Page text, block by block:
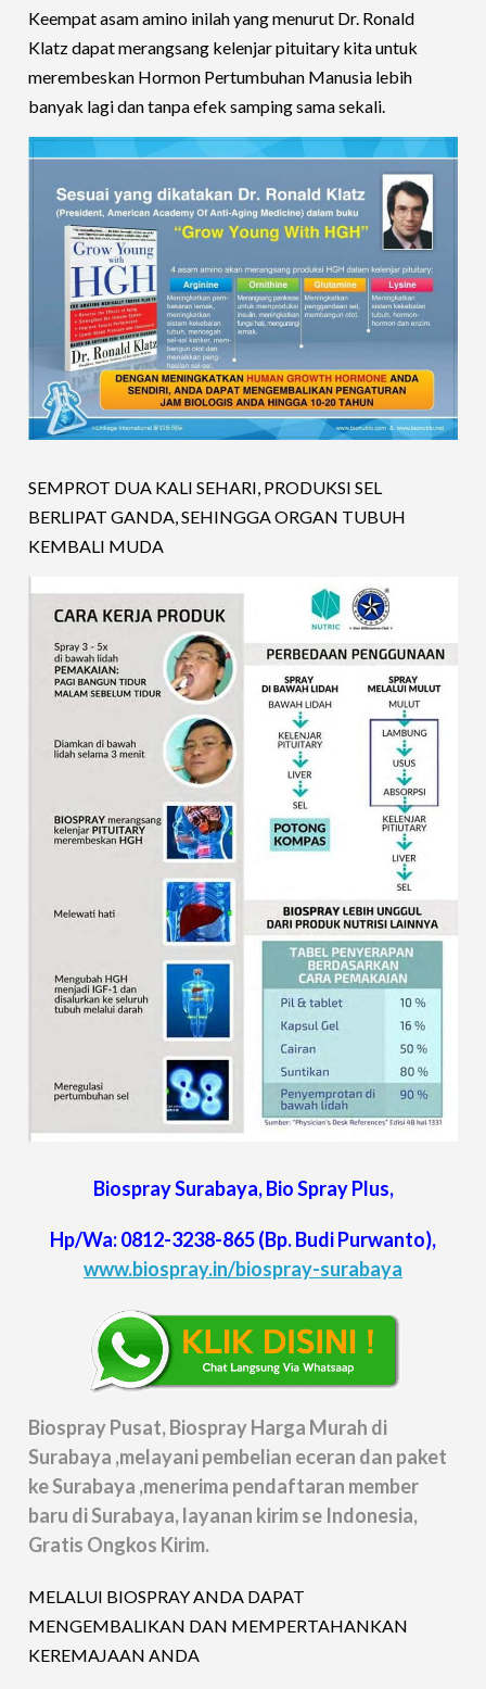
Keempat asam amino inilah yang menurut Dr. Ronald
Klatz dapat merangsang kelenjar pituitary kita untuk
merembeskan Hormon Pertumbuhan Manusia lebih
banyak lagi dan tanpa efek samping sama sekali.
SEMPROT DUA KALI SEHARI, PRODUKSI SEL
BERLIPAT GANDA, SEHINGGA ORGAN TUBUH
KEMBALI MUDA
Biospray Surabaya, Bio Spray Plus,
Hp/Wa:0812-3238-865(Bp. Budi Purwanto),
www.biospray.in/biospray-surabaya
Biospray Pusat, Biospray Harga Murah di
Surabaya ,melayani pembelian eceran dan paket
ke Surabaya ,menerima pendaftaran member
baru di Surabaya, layanan kirim se Indonesia,
Gratis Ongkos Kirim.
MELALUI BIOSPRAY ANDA DAPAT
MENGEMBALIKAN DAN MEMPERTAHANKAN
KEREMAJAAN ANDA